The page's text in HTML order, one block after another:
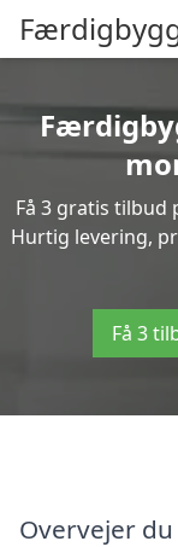
Få 3 gratis
Hurtig levering,
Få 3
Overvejer